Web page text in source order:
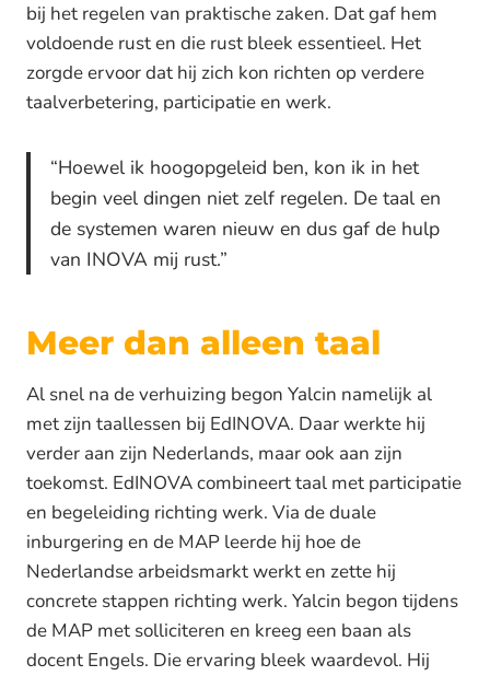
bij het regelen van praktische zaken. Dat gaf hem
voldoende rust en die rust bleek essentieel. Het
zorgde ervoor dat hij zich kon richten op verdere
taalverbetering, participatie en werk.
“Hoewel ik hoogopgeleid ben, kon ik in het
begin veel dingen niet zelf regelen. De taal en
de systemen waren nieuw en dus gaf de hulp
van INOVA mij rust.”
Meer dan alleen taal
Al snel na de verhuizing begon Yalcin namelijk al
met zijn taallessen bij EdINOVA. Daar werkte hij
verder aan zijn Nederlands, maar ook aan zijn
toekomst. EdINOVA combineert taal met participatie
en begeleiding richting werk. Via de duale
inburgering en de MAP leerde hij hoe de
Nederlandse arbeidsmarkt werkt en zette hij
concrete stappen richting werk. Yalcin begon tijdens
de MAP met solliciteren en kreeg een baan als
docent Engels. Die ervaring bleek waardevol. Hij